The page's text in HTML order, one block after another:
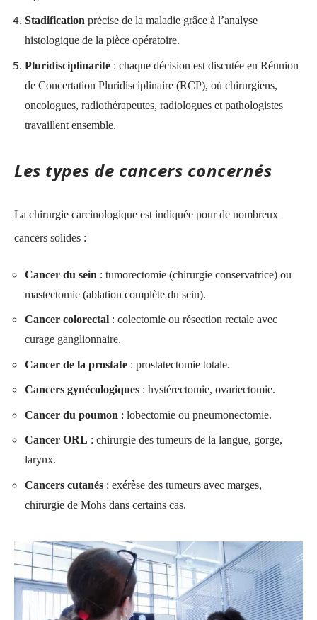
Stadification précise de la maladie grâce à l’analyse
histologique de la pièce opératoire.
Pluridisciplinarité : chaque décision est discutée en Réunion
de Concertation Pluridisciplinaire (RCP), où chirurgiens,
oncologues, radiothérapeutes, radiologues et pathologistes
travaillent ensemble.
Les types de cancers concernés
La chirurgie carcinologique est indiquée pour de nombreux
cancers solides :
Cancer du sein : tumorectomie (chirurgie conservatrice) ou
mastectomie (ablation complète du sein).
Cancer colorectal : colectomie ou résection rectale avec
curage ganglionnaire.
Cancer de la prostate : prostatectomie totale.
Cancers gynécologiques : hystérectomie, ovariectomie.
Cancer du poumon : lobectomie ou pneumonectomie.
Cancer ORL : chirurgie des tumeurs de la langue, gorge,
larynx.
Cancers cutanés : exérèse des tumeurs avec marges,
chirurgie de Mohs dans certains cas.